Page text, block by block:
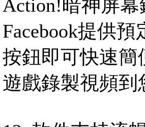
Action!暗神屏
Facebook提供
按鈕即可快速
遊戲錄製視頻